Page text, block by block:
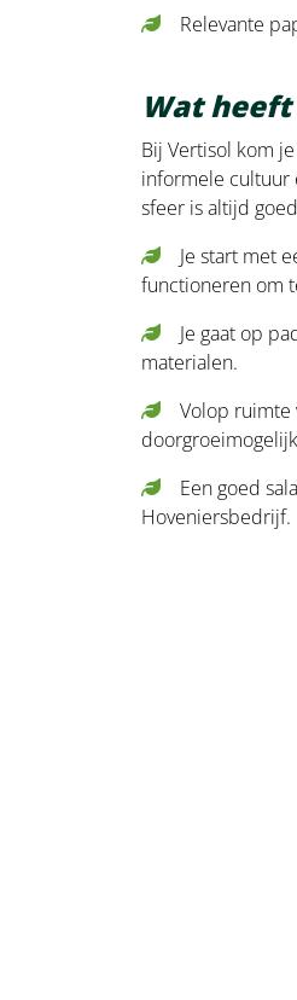
Relevante
Wat
Bij Vertisol kom
informele cultuur
sfeer is altijd
Je start met
functioneren om
Je gaat op
materialen.
Volop ruimte
Een goed
Hoveniersbedrijf.